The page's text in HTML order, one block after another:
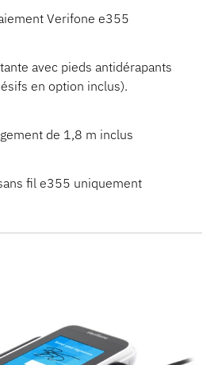
Verifone e355
avec pieds antidérapants
en option inclus).
de 1,8 m inclus
fil e355 uniquement